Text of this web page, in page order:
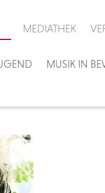
MUSIK IN
MEDIATHEK